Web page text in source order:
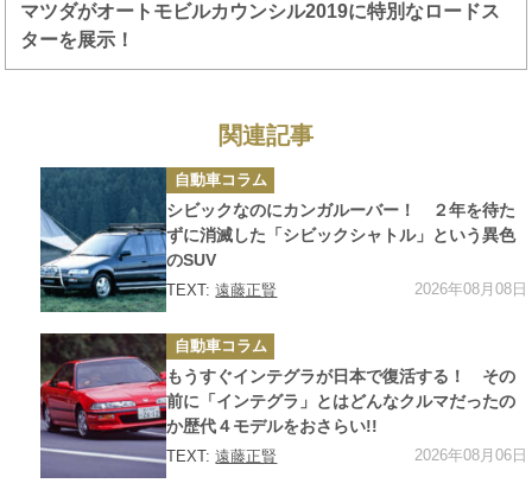
マツダがオートモビルカウンシル2019に特別なロードス
ターを展示！
関連記事
カ
テ
ゴ
リ
ー
自動車コラム
シビックなのにカンガルーバー！ ２年を待た
ずに消滅した「シビックシャトル」という異色
のSUV
TEXT:遠藤正賢 2026年08月08日
カ
テ
ゴ
リ
ー
自動車コラム
もうすぐインテグラが日本で復活する！ その
前に「インテグラ」とはどんなクルマだったの
か歴代４モデルをおさらい!!
TEXT:遠藤正賢 2026年08月06日